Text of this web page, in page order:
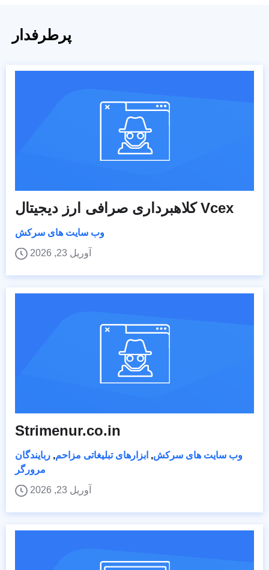
پرطرفدار
کلاهبرداری صرافی ارز دیجیتال Vcex
وب سایت های سرکش
آوریل 23, 2026
Strimenur.co.in
وب سایت های سرکش, ابزارهای تبلیغاتی مزاحم, ربایندگان
مرورگر
آوریل 23, 2026